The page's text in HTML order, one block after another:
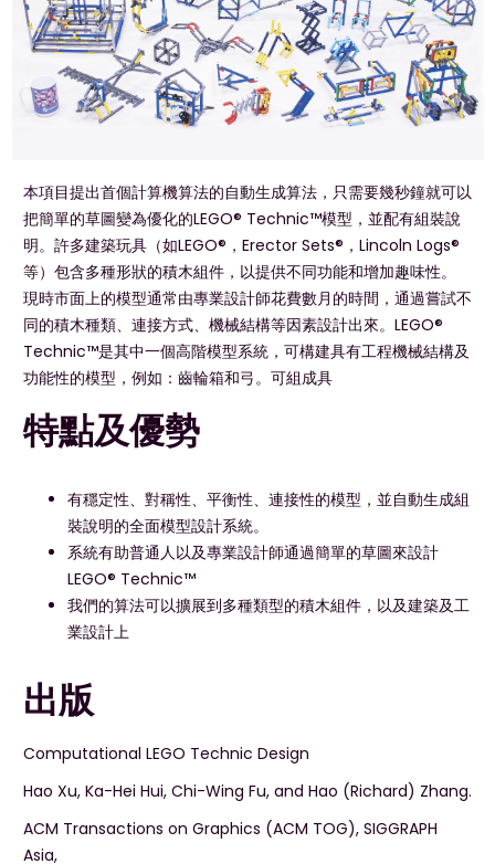
本項目提出首個計算機算法的自動生成算法，只需要幾秒鐘就可以
把簡單的草圖變為優化的LEGO® Technic™模型，並配有組裝說
明。許多建築玩具（如LEGO®，Erector Sets®，Lincoln Logs®
等）包含多種形狀的積木組件，以提供不同功能和增加趣味性。
現時市面上的模型通常由專業設計師花費數月的時間，通過嘗試不
同的積木種類、連接方式、機械結構等因素設計出來。LEGO®
Technic™是其中一個高階模型系統，可構建具有工程機械結構及
功能性的模型，例如：齒輪箱和弓。可組成具
特點及優勢
有穩定性、對稱性、平衡性、連接性的模型，並自動生成組
裝說明的全面模型設計系統。
系統有助普通人以及專業設計師通過簡單的草圖來設計
LEGO® Technic™
我們的算法可以擴展到多種類型的積木組件，以及建築及工
業設計上
出版
Computational LEGO Technic Design
Hao Xu, Ka-Hei Hui, Chi-Wing Fu, and Hao (Richard) Zhang.
ACM Transactions on Graphics (ACM TOG), SIGGRAPH
Asia,